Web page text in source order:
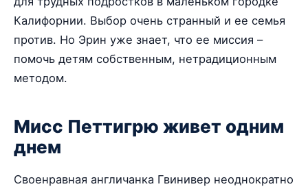
Калифорнии. Выбор очень странный и ее семья
против. Но Эрин уже знает, что ее миссия –
помочь детям собственным, нетрадиционным
методом.
Мисс Петтигрю живет одним
днем
Своенравная англичанка Гвинивер неоднократно